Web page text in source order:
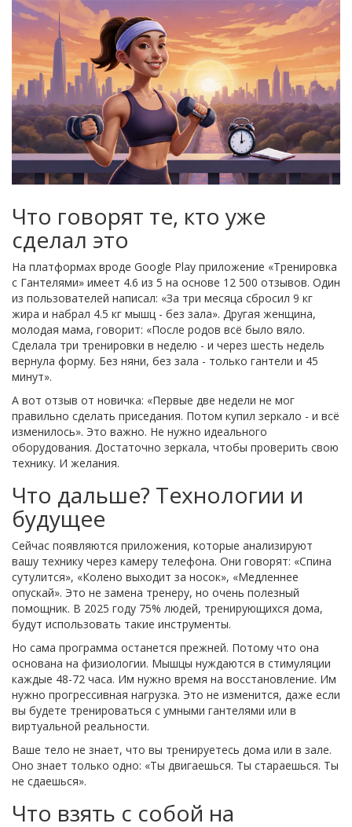
Что говорят те, кто уже
сделал это
На платформах вроде Google Play приложение «Тренировка
с Гантелями» имеет 4.6 из 5 на основе 12 500 отзывов. Один
из пользователей написал: «За три месяца сбросил 9 кг
жира и набрал 4.5 кг мышц - без зала». Другая женщина,
молодая мама, говорит: «После родов всё было вяло.
Сделала три тренировки в неделю - и через шесть недель
вернула форму. Без няни, без зала - только гантели и 45
минут».
А вот отзыв от новичка: «Первые две недели не мог
правильно сделать приседания. Потом купил зеркало - и всё
изменилось». Это важно. Не нужно идеального
оборудования. Достаточно зеркала, чтобы проверить свою
технику. И желания.
Что дальше? Технологии и
будущее
Сейчас появляются приложения, которые анализируют
вашу технику через камеру телефона. Они говорят: «Спина
сутулится», «Колено выходит за носок», «Медленнее
опускай». Это не замена тренеру, но очень полезный
помощник. В 2025 году 75% людей, тренирующихся дома,
будут использовать такие инструменты.
Но сама программа останется прежней. Потому что она
основана на физиологии. Мышцы нуждаются в стимуляции
каждые 48-72 часа. Им нужно время на восстановление. Им
нужно прогрессивная нагрузка. Это не изменится, даже если
вы будете тренироваться с умными гантелями или в
виртуальной реальности.
Ваше тело не знает, что вы тренируетесь дома или в зале.
Оно знает только одно: «Ты двигаешься. Ты стараешься. Ты
не сдаешься».
Что взять с собой на